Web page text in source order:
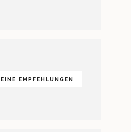
EMPFEHLUNGEN